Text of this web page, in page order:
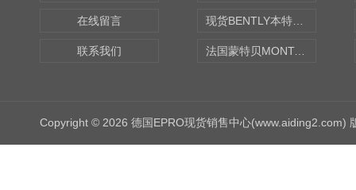
在线留言
联系我们 法国蒙特贝MONTABERT打壳机凿岩机Z92
Copyright © 2026 德国EPRO现货销售中心(www.aiding2.com)